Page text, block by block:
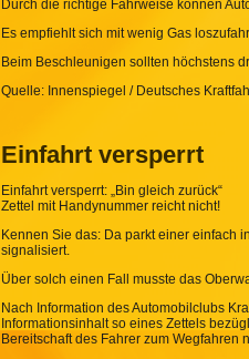
Durch die richtige Fahrweise können
Es empfiehlt sich mit wenig Gas
Beim Beschleunigen sollten höchstens
Quelle: Innenspiegel / Deutsches
Einfahrt versperrt
Einfahrt versperrt: „Bin gleich zurück“
Zettel mit Handynummer reicht nicht!
Kennen Sie das: Da parkt einer einfach
signalisiert.
Über solch einen Fall musste das
Nach Information des Automobilclubs
Informationsinhalt so eines Zettels
Bereitschaft des Fahrer zum Wegfahren